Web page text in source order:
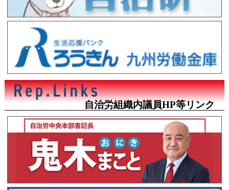
自治労組織内議員HP等リンク